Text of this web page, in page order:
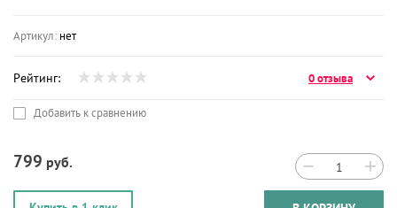
Артикул: нет
Рейтинг: 0 отзыва
Добавить к сравнению
799 руб. − +